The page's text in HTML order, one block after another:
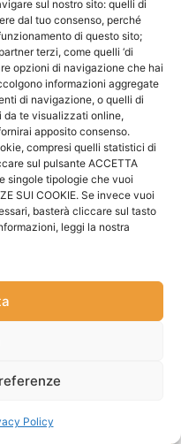
sul nostro sito: quelli di
dal tuo consenso, perché
di questo sito;
terzi, come quelli ‘di
opzioni di navigazione che hai
informazioni aggregate
di navigazione, o quelli di
da te visualizzati online,
apposito consenso.
compresi quelli statistici di
sul pulsante ACCETTA
singole tipologie che vuoi
SUI COOKIE. Se invece vuoi
basterà cliccare sul tasto
leggi la nostra
Policy